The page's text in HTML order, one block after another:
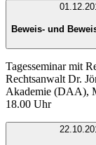
Beweis- und
Tagesseminar mit
Rechtsanwalt Dr.
Akademie (DAA),
18.00 Uhr